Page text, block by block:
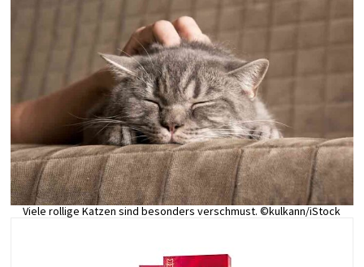
Viele rollige Katzen sind besonders verschmust. ©kulkann/iStock